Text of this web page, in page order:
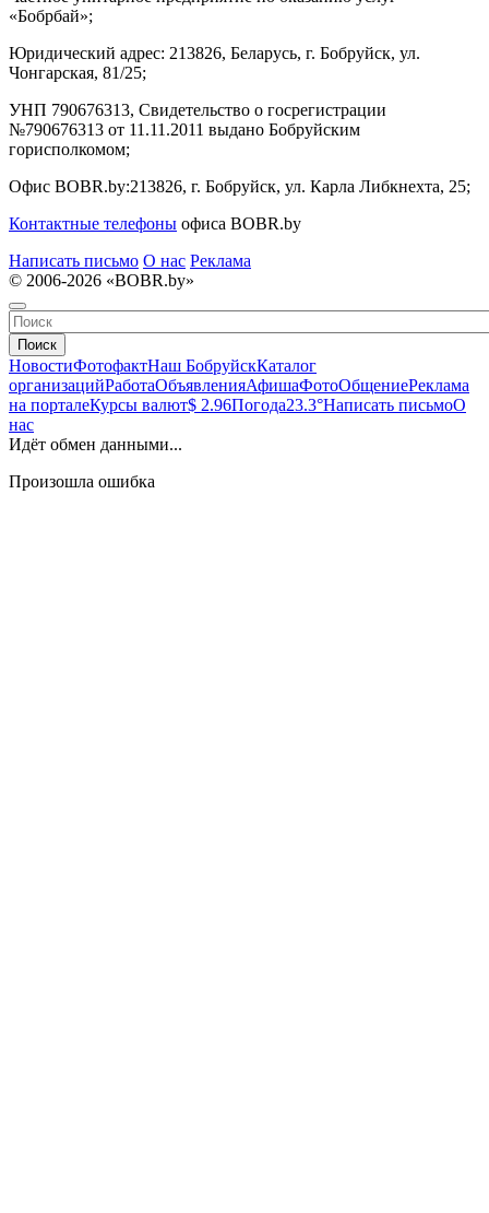
«Бобрбай»;
Юридический адрес: 213826, Беларусь, г. Бобруйск, ул.
Чонгарская, 81/25;
УНП 790676313, Свидетельство о госрегистрации
№790676313 от 11.11.2011 выдано Бобруйским
горисполкомом;
Офис BOBR.by:213826, г. Бобруйск, ул. Карла Либкнехта, 25;
Контактные телефоны офиса BOBR.by
Написать письмо О нас Реклама
© 2006-2026 «BOBR.by»
Поиск
НовостиФотофактНаш БобруйскКаталог
организацийРаботаОбъявленияАфишаФотоОбщениеРеклама
на порталеКурсы валют$ 2.96Погода23.3°Написать письмоО
нас
Идёт обмен данными...
Произошла ошибка